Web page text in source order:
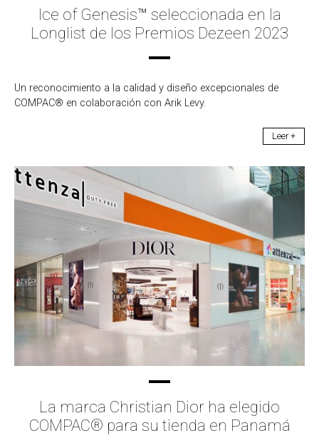
Ice of Genesis™ seleccionada en la
Longlist de los Premios Dezeen 2023
Un reconocimiento a la calidad y diseño excepcionales de
COMPAC® en colaboración con Arik Levy.
Leer +
La marca Christian Dior ha elegido
COMPAC® para su tienda en Panamá